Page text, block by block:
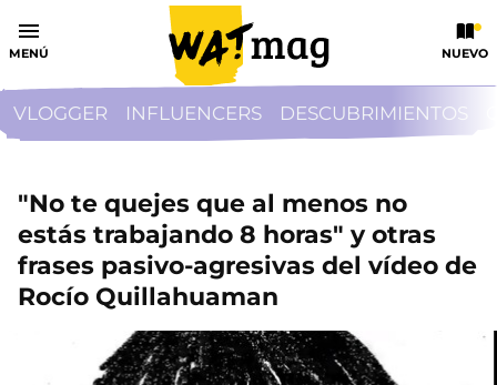
MENÚ NUEVO
VLOGGER INFLUENCERS DESCUBRIMIENTOS
"No te quejes que al menos no
estás trabajando 8 horas" y otras
frases pasivo-agresivas del vídeo de
Rocío Quillahuaman